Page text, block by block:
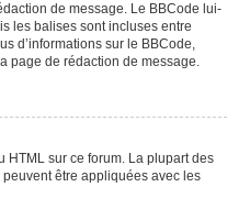
de message. Le BBCode lui-
les balises sont incluses entre
d’informations sur le BBCode,
page de rédaction de message.
HTML sur ce forum. La plupart des
être appliquées avec les